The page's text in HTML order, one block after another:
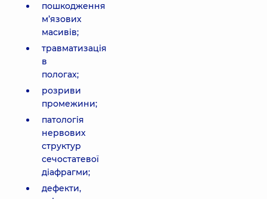
пошкодження
м’язових
масивів;
травматизація
в
пологах;
розриви
промежини;
патологія
нервових
структур
сечостатевої
діафрагми;
дефекти,